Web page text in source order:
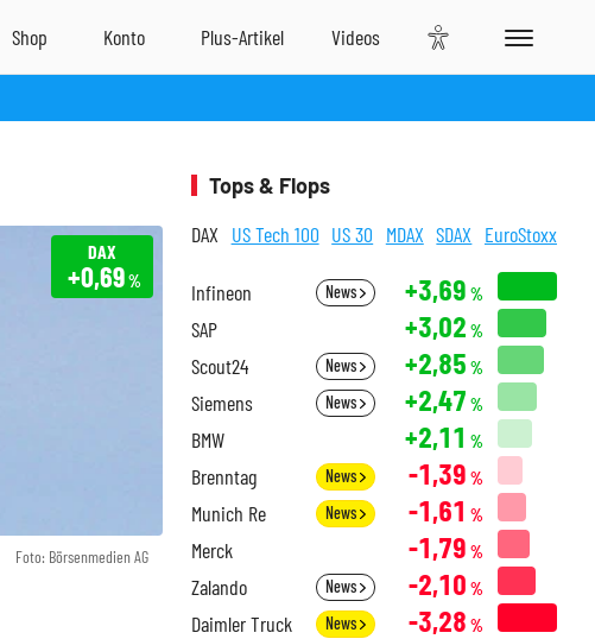
Foto: Börsenmedien AG
DAX
+0,69%
Tops & Flops
DAX US Tech 100 US 30 MDAX SDAX EuroStoxx
Infineon News +3,69 %
SAP +3,02 %
Scout24 News +2,85 %
Siemens News +2,47 %
BMW +2,11 %
Brenntag News -1,39 %
Munich Re News -1,61 %
Merck -1,79 %
Zalando News -2,10 %
Daimler Truck News -3,28 %